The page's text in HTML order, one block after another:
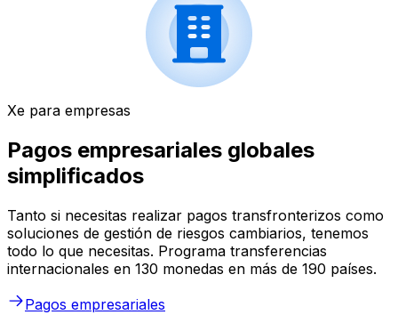
Xe para empresas
Pagos empresariales globales
simplificados
Tanto si necesitas realizar pagos transfronterizos como
soluciones de gestión de riesgos cambiarios, tenemos
todo lo que necesitas. Programa transferencias
internacionales en 130 monedas en más de 190 países.
Pagos empresariales